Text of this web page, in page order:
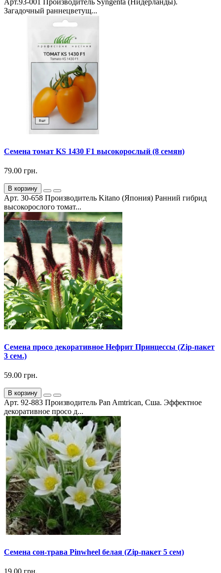
Арт.93-001 Производитель Syngenta (Нидерланды).
Загадочный раннецветущ...
Семена томат KS 1430 F1 высокорослый (8 семян)
79.00 грн.
В корзину
Арт. 30-658 Производитель Kitano (Япония) Ранний гибрид
высокорослого томат...
Семена просо декоративное Нефрит Принцессы (Zip-пакет
3 сем.)
59.00 грн.
В корзину
Арт. 92-883 Производитель Pan Amtrican, Сша. Эффектное
декоративное просо д...
Семена сон-трава Pinwheel белая (Zip-пакет 5 сем)
19.00 грн.